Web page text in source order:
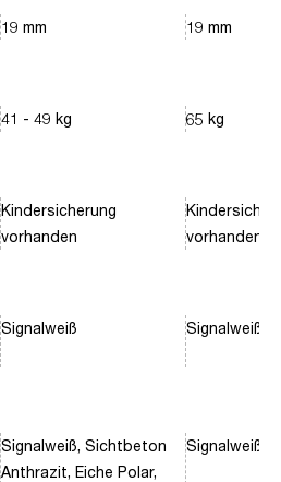
19 mm
41 - 49 kg
Kindersicherung
vorhanden
Signalweiß
Signalweiß, Sichtbeton
Anthrazit, Eiche Polar,
19 mm
65 kg
vorhanden
Signalweiß,
Signalweiß,